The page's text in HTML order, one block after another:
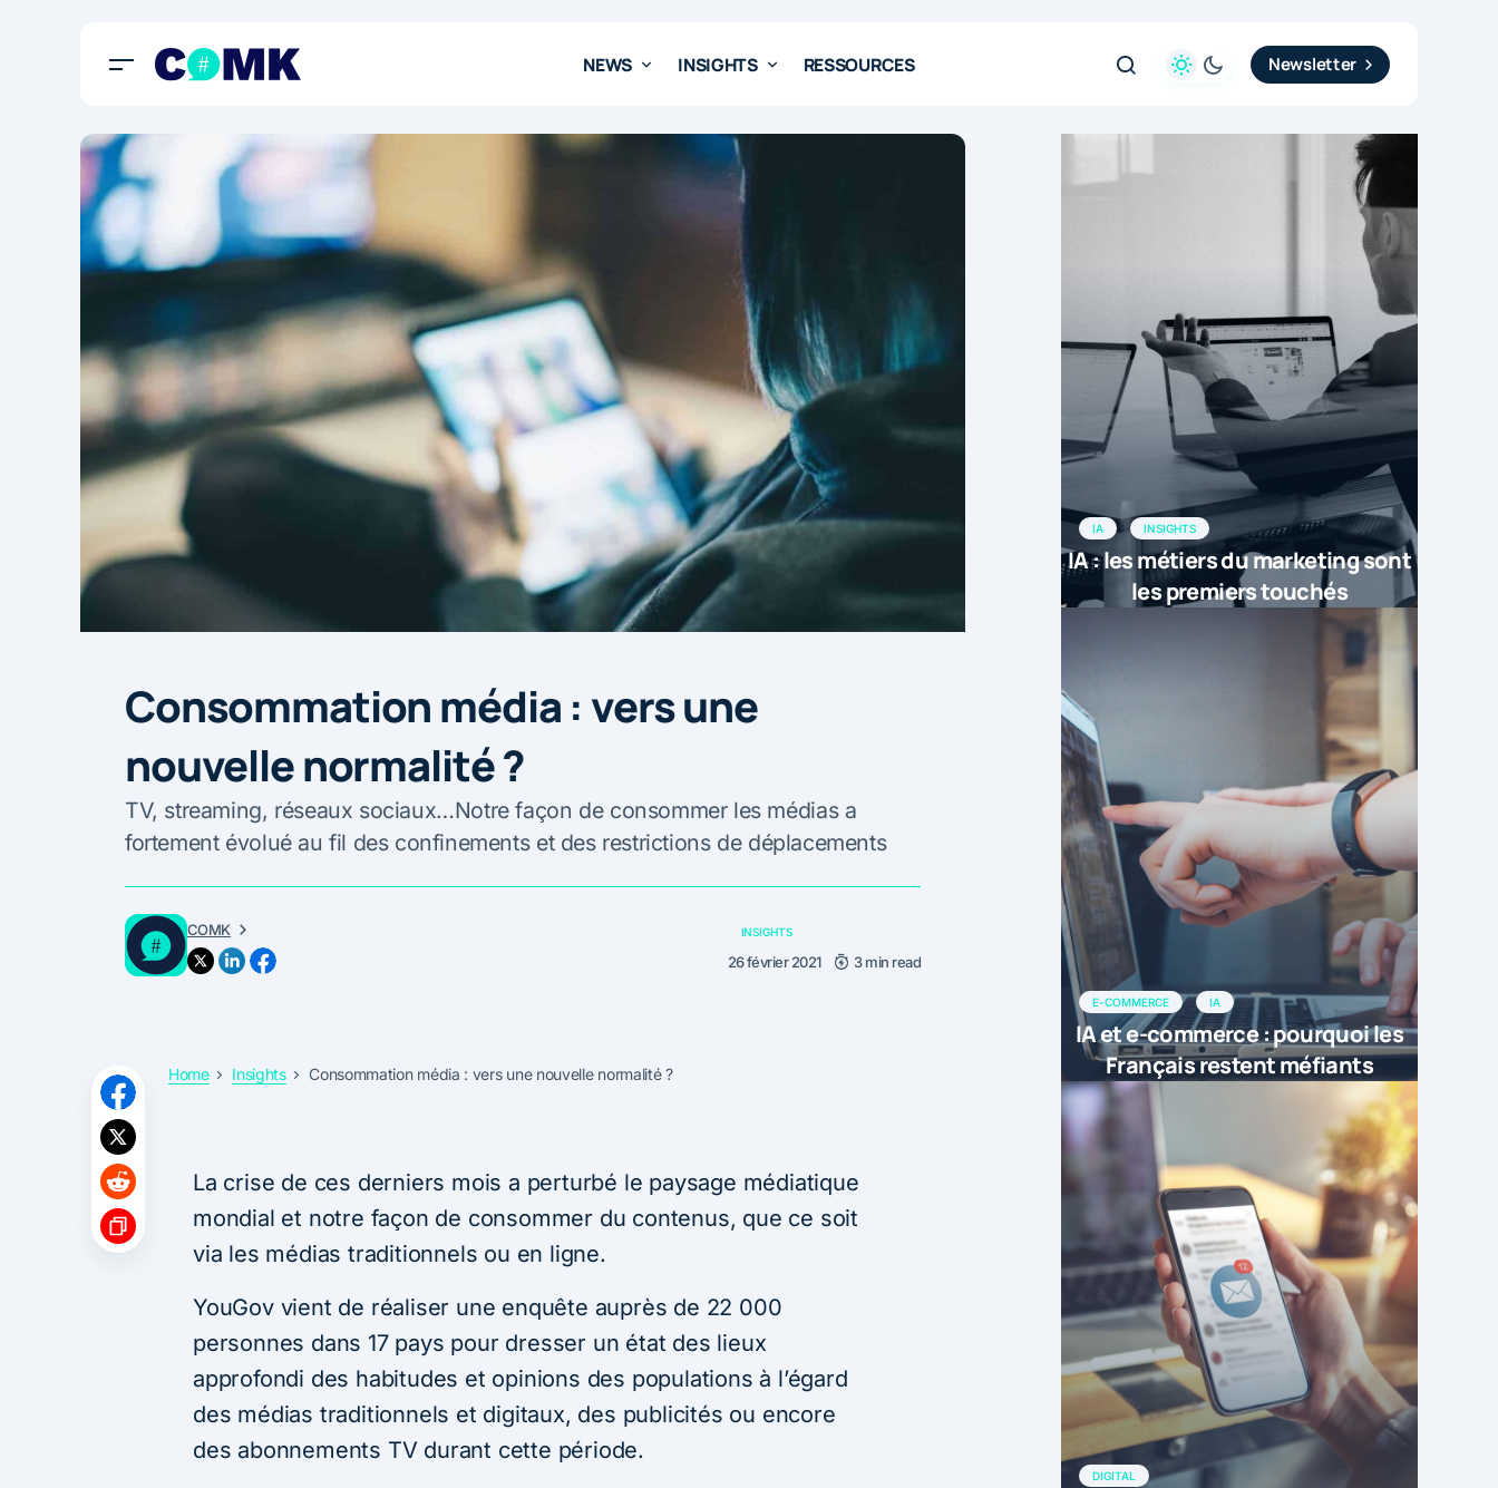
NEWS INSIGHTS RESSOURCES Newsletter
Consommation média : vers une
nouvelle normalité ?
TV, streaming, réseaux sociaux…Notre façon de consommer les médias a
fortement évolué au fil des confinements et des restrictions de déplacements
COMK INSIGHTS
26 février 2021 3 min read
Home Insights Consommation média : vers une nouvelle normalité ?
La crise de ces derniers mois a perturbé le paysage médiatique
mondial et notre façon de consommer du contenus, que ce soit
via les médias traditionnels ou en ligne.
YouGov vient de réaliser une enquête auprès de 22 000
personnes dans 17 pays pour dresser un état des lieux
approfondi des habitudes et opinions des populations à l’égard
des médias traditionnels et digitaux, des publicités ou encore
des abonnements TV durant cette période.
IA INSIGHTS
IA : les métiers du marketing sont
les premiers touchés
E-COMMERCE IA
IA et e-commerce : pourquoi les
Français restent méfiants
DIGITAL